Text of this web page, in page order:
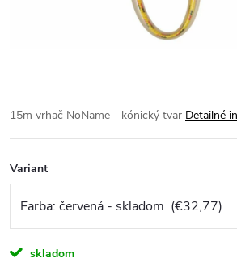
15m vrhač NoName - kónický tvar Detailné
Variant
skladom